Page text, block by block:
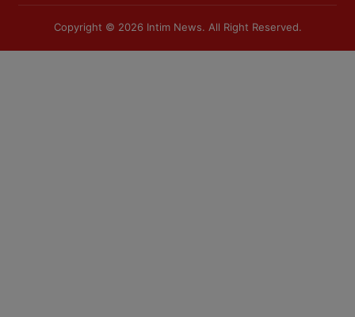
Copyright © 2026 Intim News. All Right Reserved.